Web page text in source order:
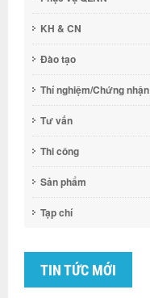
KH & CN
Đào tạo
Thí nghiệm/Chứng nhận
Tư vấn
Thi công
Sản phẩm
Tạp chí
TIN TỨC MỚI